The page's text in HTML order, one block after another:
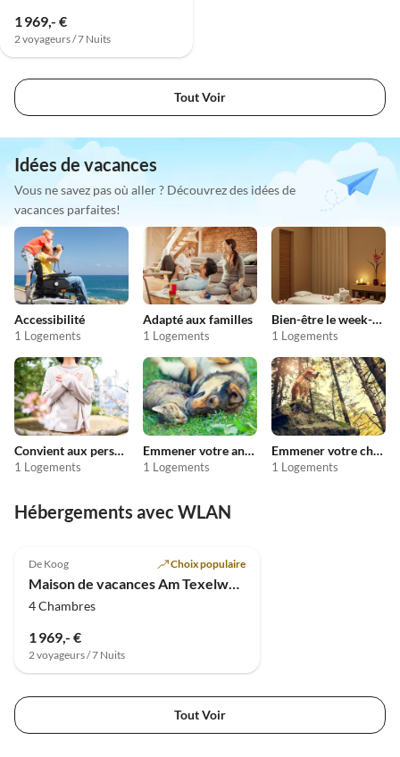
1 969,- €
2 voyageurs / 7 Nuits
Tout Voir
Idées de vacances
Vous ne savez pas où aller ? Découvrez des idées de
vacances parfaites!
Accessibilité
1 Logements
Adapté aux familles
1 Logements
Bien-être le week-end
1 Logements
Convient aux personnes allergiques
1 Logements
Emmener votre animal en vacances
1 Logements
Emmener votre chien en vacances
1 Logements
Hébergements avec WLAN
De Koog Choix populaire
Maison de vacances Am Texelwald - Pelikaanweg 55
4 Chambres
1 969,- €
2 voyageurs / 7 Nuits
Tout Voir